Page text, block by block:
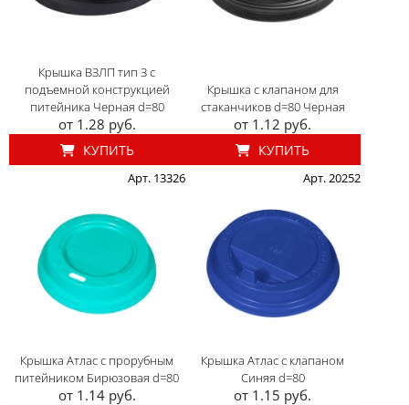
Крышка ВЗЛП тип З с
подъемной конструкцией
питейника Черная d=80
от 1.28 руб.
КУПИТЬ
Крышка с клапаном для
стаканчиков d=80 Черная
от 1.12 руб.
КУПИТЬ
Арт. 13326
Крышка Атлас с прорубным
питейником Бирюзовая d=80
от 1.14 руб.
Арт. 20252
Крышка Атлас с клапаном
Синяя d=80
от 1.15 руб.